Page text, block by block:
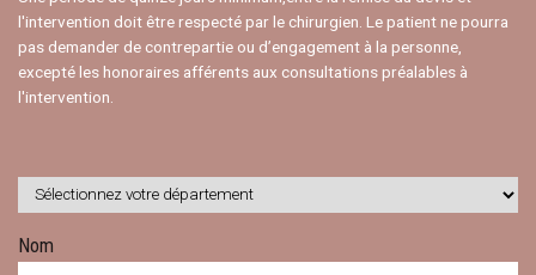
l'intervention doit être respecté par le chirurgien. Le patient ne pourra
pas demander de contrepartie ou d’engagement à la personne,
excepté les honoraires afférents aux consultations préalables à
l'intervention.
Nom